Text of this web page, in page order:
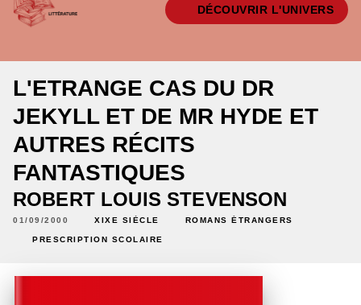
DÉCOUVRIR L'UNIVERS
L'ETRANGE CAS DU DR
JEKYLL ET DE MR HYDE ET
AUTRES RÉCITS
FANTASTIQUES
ROBERT LOUIS STEVENSON
01/09/2000 XIXE SIÈCLE ROMANS ÉTRANGERS
PRESCRIPTION SCOLAIRE